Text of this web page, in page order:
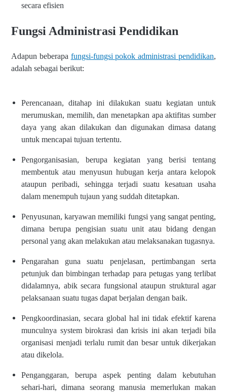
secara efisien
Fungsi Administrasi Pendidikan
Adapun beberapa fungsi-fungsi pokok administrasi pendidikan,
adalah sebagai berikut:
Perencanaan, ditahap ini dilakukan suatu kegiatan untuk
merumuskan, memilih, dan menetapkan apa aktifitas sumber
daya yang akan dilakukan dan digunakan dimasa datang
untuk mencapai tujuan tertentu.
Pengorganisasian, berupa kegiatan yang berisi tentang
membentuk atau menyusun hubugan kerja antara kelopok
ataupun peribadi, sehingga terjadi suatu kesatuan usaha
dalam menempuh tujaun yang suddah ditetapkan.
Penyusunan, karyawan memiliki fungsi yang sangat penting,
dimana berupa pengisian suatu unit atau bidang dengan
personal yang akan melakukan atau melaksanakan tugasnya.
Pengarahan guna suatu penjelasan, pertimbangan serta
petunjuk dan bimbingan terhadap para petugas yang terlibat
didalamnya, abik secara fungsional ataupun struktural agar
pelaksanaan suatu tugas dapat berjalan dengan baik.
Pengkoordinasian, secara global hal ini tidak efektif karena
munculnya system birokrasi dan krisis ini akan terjadi bila
organisasi menjadi terlalu rumit dan besar untuk dikerjakan
atau dikelola.
Penganggaran, berupa aspek penting dalam kebutuhan
sehari-hari, dimana seorang manusia memerlukan makan